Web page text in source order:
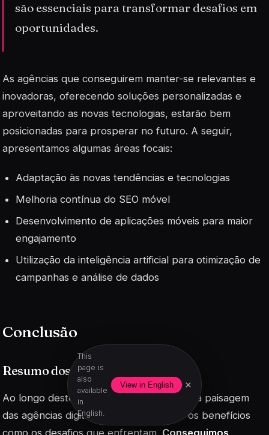
This
page is
also
available
in
English.
View in English ×
são essenciais para transformar desafios em
oportunidades.
As agências que conseguirem manter-se relevantes e
inovadoras, oferecendo soluções personalizadas e
aproveitando as novas tecnologias, estarão bem
posicionadas para prosperar no futuro. A seguir,
apresentamos algumas áreas focais:
Adaptação às novas tendências e tecnologias
Melhoria contínua do SEO móvel
Desenvolvimento de aplicações móveis para maior
engajamento
Utilização da inteligência artificial para otimização de
campanhas e análise de dados
Conclusão
Resumo dos benefícios e desafios
Ao longo deste artigo, explorámos a vasta paisagem
das agências digitais, destacando tanto os benefícios